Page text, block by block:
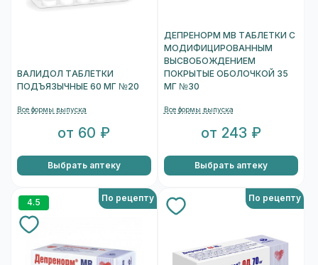
ВАЛИДОЛ ТАБЛЕТКИ
ПОДЪЯЗЫЧНЫЕ 60 МГ №20
Все формы выпуска
от 60 ₽
Выбрать аптеку
ДЕПРЕНОРМ МВ ТАБЛЕТКИ С
МОДИФИЦИРОВАННЫМ
ВЫСВОБОЖДЕНИЕМ
ПОКРЫТЫЕ ОБОЛОЧКОЙ 35
МГ №30
Все формы выпуска
от 243 ₽
Выбрать аптеку
4.5 По рецепту По рецепту